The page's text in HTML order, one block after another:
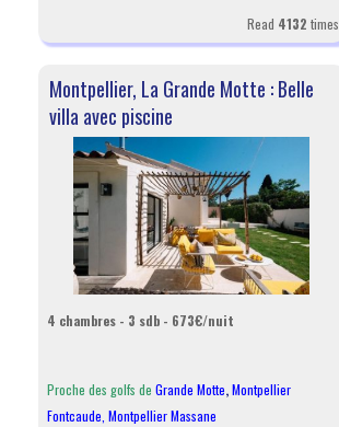
Read 4132 times
Montpellier, La Grande Motte : Belle
villa avec piscine
4 chambres - 3 sdb - 673€/nuit
Proche des golfs de Grande Motte,Montpellier
Fontcaude Montpellier Massane